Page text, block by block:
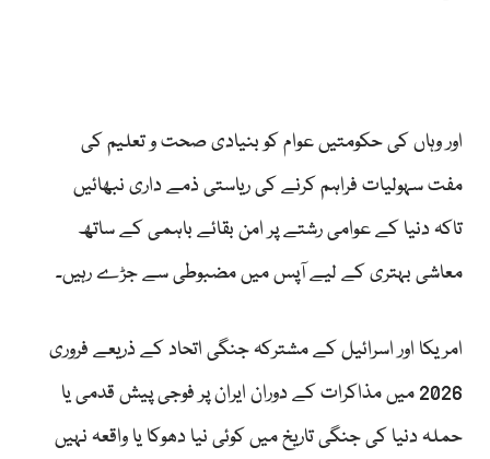
اور وہاں کی حکومتیں عوام کو بنیادی صحت و تعلیم کی
مفت سہولیات فراہم کرنے کی ریاستی ذمے داری نبھائیں
تاکہ دنیا کے عوامی رشتے پر امن بقائے باہمی کے ساتھ
معاشی بہتری کے لیے آپس میں مضبوطی سے جڑے رہیں۔
امریکا اور اسرائیل کے مشترکہ جنگی اتحاد کے ذریعے فروری
2026 میں مذاکرات کے دوران ایران پر فوجی پیش قدمی یا
حملہ دنیا کی جنگی تاریخ میں کوئی نیا دھوکا یا واقعہ نہیں